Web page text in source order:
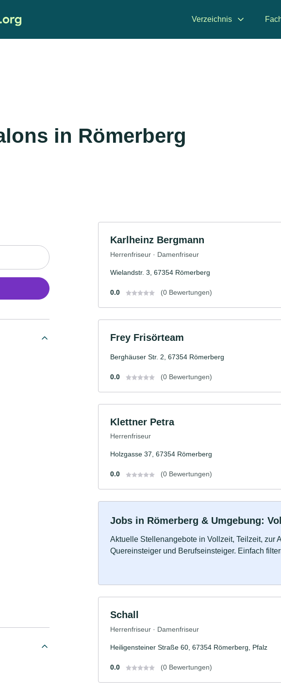
Verzeichnis
in Römerberg
Karlheinz Bergmann
Herrenfriseur · Damenfriseur
Wielandstr. 3, 67354 Römerberg
0.0 (0 Bewertungen)
Frey Frisörteam
Berghäuser Str. 2, 67354 Römerberg
0.0 (0 Bewertungen)
Klettner Petra
Herrenfriseur
Holzgasse 37, 67354 Römerberg
0.0 (0 Bewertungen)
Jobs in Römerberg & Umgebung:
Aktuelle Stellenangebote in Vollzeit, Teilzeit, zur
Quereinsteiger und Berufseinsteiger. Einfach
Schall
Herrenfriseur · Damenfriseur
Heiligensteiner Straße 60, 67354 Römerberg, Pfalz
0.0 (0 Bewertungen)